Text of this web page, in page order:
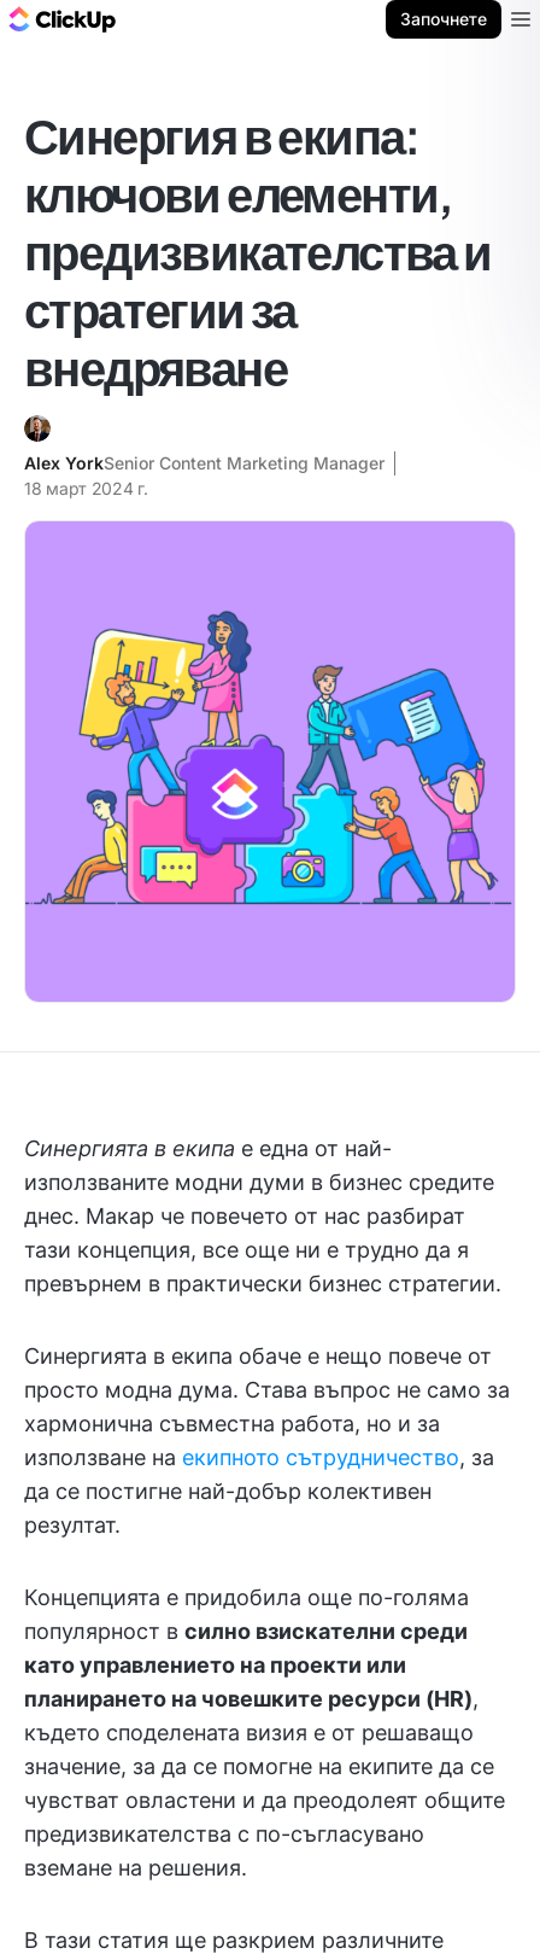
Започнете
Синергия в екипа:
ключови елементи,
предизвикателства и
стратегии за
внедряване
Alex YorkSenior Content Marketing Manager
18 март 2024 г.
Синергията в екипа е една от най-
използваните модни думи в бизнес средите
днес. Макар че повечето от нас разбират
тази концепция, все още ни е трудно да я
превърнем в практически бизнес стратегии.
Синергията в екипа обаче е нещо повече от
просто модна дума. Става въпрос не само за
хармонична съвместна работа, но и за
използване на екипното сътрудничество, за
да се постигне най-добър колективен
резултат.
Концепцията е придобила още по-голяма
популярност в силно взискателни среди
като управлението на проекти или
планирането на човешките ресурси (HR),
където споделената визия е от решаващо
значение, за да се помогне на екипите да се
чувстват овластени и да преодолеят общите
предизвикателства с по-съгласувано
вземане на решения.
В тази статия ще разкрием различните